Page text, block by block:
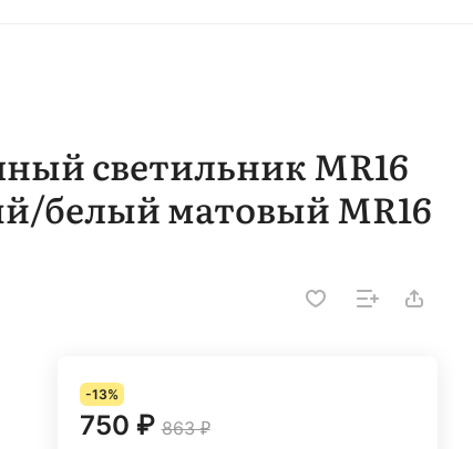
светильник MR16
белый матовый MR16
-13%
750 ₽ 863 ₽